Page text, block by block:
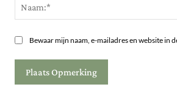
Bewaar mijn naam, e-mailadres en website in